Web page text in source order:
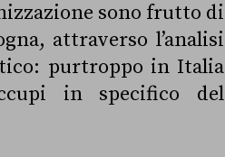
sono frutto di
attraverso l’analisi
purtroppo in Italia
in specifico del